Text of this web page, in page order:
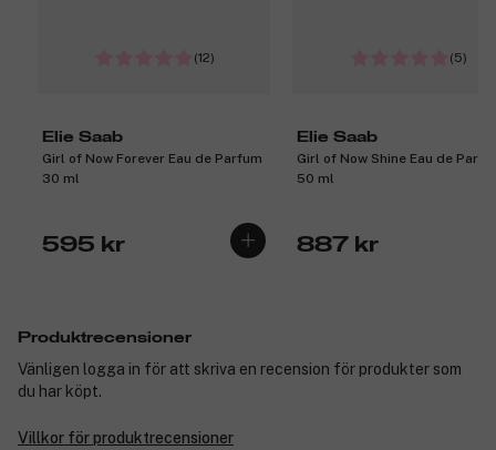
(12)
Elie Saab
Girl of Now Forever Eau de Parfum
30 ml
595 kr
(5)
Elie Saab
Girl of Now Shine Eau de
50 ml
887 kr
Produktrecensioner
Vänligen logga in för att skriva en recension för produkter som
du har köpt.
Villkor för produktrecensioner